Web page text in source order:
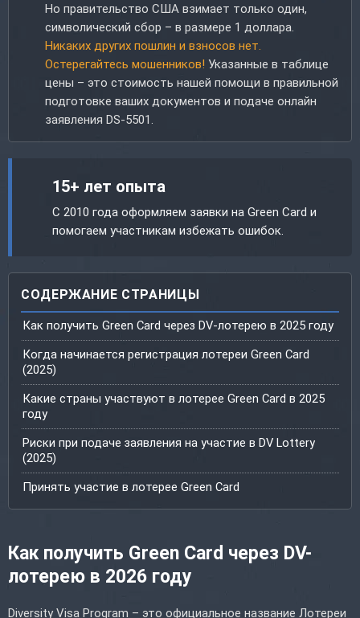
Но правительство США взимает только один,
символический сбор – в размере 1 доллара.
Никаких других пошлин и взносов нет.
Остерегайтесь мошенников! Указанные в таблице
цены – это стоимость нашей помощи в правильной
подготовке ваших документов и подаче онлайн
заявления DS-5501.
15+ лет опыта
С 2010 года оформляем заявки на Green Card и
помогаем участникам избежать ошибок.
СОДЕРЖАНИЕ СТРАНИЦЫ
Как получить Green Card через DV-лотерею в 2025 году
Когда начинается регистрация лотереи Green Card
(2025)
Какие страны участвуют в лотерее Green Card в 2025
году
Риски при подаче заявления на участие в DV Lottery
(2025)
Принять участие в лотерее Green Card
Как получить Green Card через DV-
лотерею в 2026 году
Diversity Visa Program – это официальное название Лотереи